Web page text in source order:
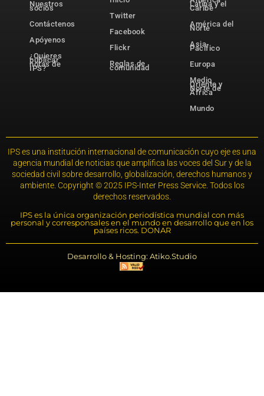
Nuestros
socios
Contáctenos
Apóyenos
¿Quieres
publicar
notas de
IPS?
Twitter
Facebook
Flickr
Reglas de
comunidad
Latina y el
Caribe
América del
Norte
Asia-
Pacífico
Europa
Medio
Oriente y
Norte de
África
Mundo
IPS es una institución internacional de comunicación cuyo eje es una
agencia mundial de noticias que amplifica las voces del Sur y de la
sociedad civil sobre desarrollo, globalización, derechos humanos y
ambiente. Copyright © 2025 IPS-Inter Press Service. Todos los
derechos reservados.
IPS es la única organización periodística mundial con más
personal y corresponsales en el mundo en desarrollo que en los
países ricos. DONAR
Desarrollo & Hosting: Atiko.Studio